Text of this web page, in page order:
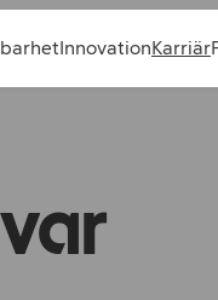
InnovationKarriär